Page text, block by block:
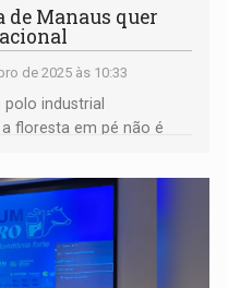
de Manaus quer
de 2025 às 10:33
industrial
floresta em pé não é